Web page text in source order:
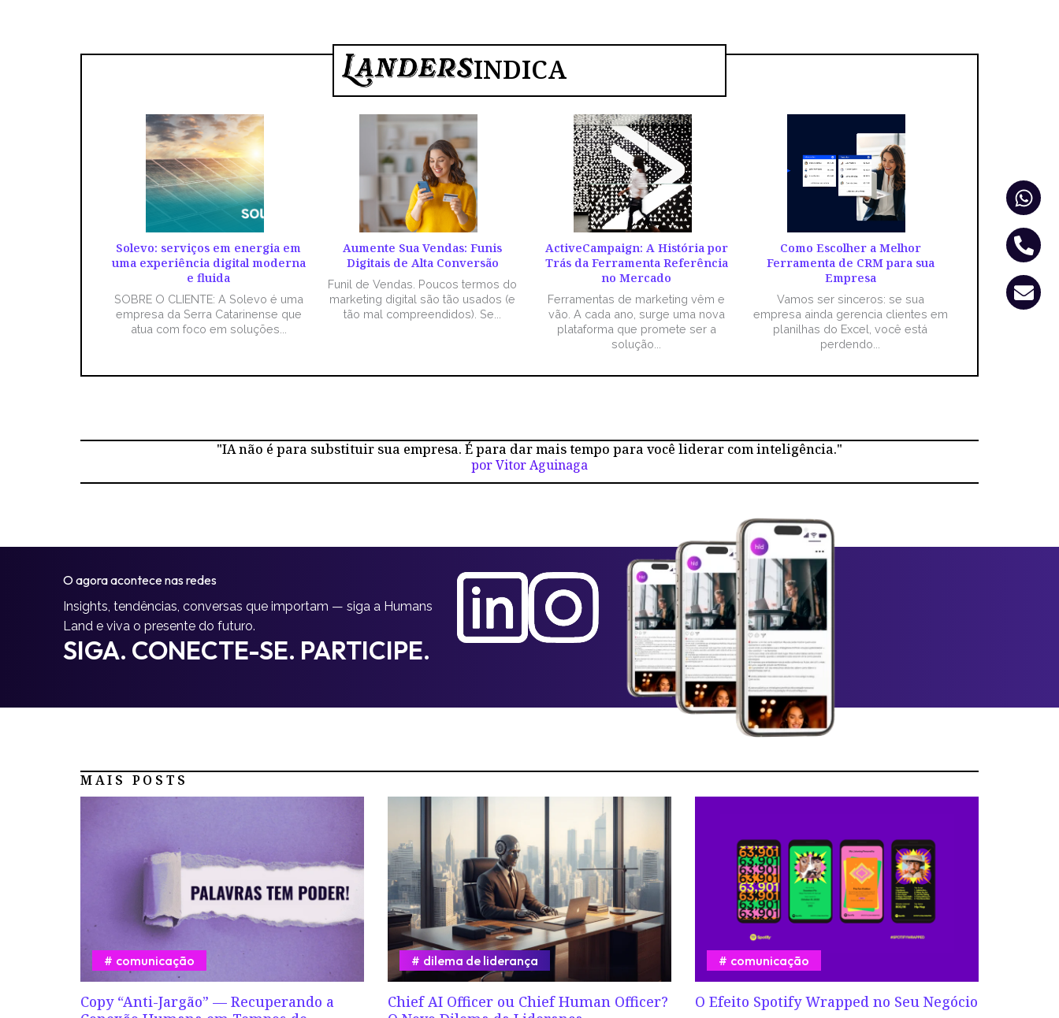
INDICA
Solevo: serviços em energia em
uma experiência digital moderna
e fluida
SOBRE O CLIENTE: A Solevo é uma
empresa da Serra Catarinense que
atua com foco em soluções...
Aumente Sua Vendas: Funis
Digitais de Alta Conversão
Funil de Vendas. Poucos termos do
marketing digital são tão usados (e
tão mal compreendidos). Se...
ActiveCampaign: A História por
Trás da Ferramenta Referência
no Mercado
Ferramentas de marketing vêm e
vão. A cada ano, surge uma nova
plataforma que promete ser a
solução...
Como Escolher a Melhor
Ferramenta de CRM para sua
Empresa
Vamos ser sinceros: se sua
empresa ainda gerencia clientes em
planilhas do Excel, você está
perdendo...
"IA não é para substituir sua empresa. É para dar mais tempo para você liderar com inteligência."
por Vitor Aguinaga
O agora acontece nas redes
Insights, tendências, conversas que importam — siga a Humans
Land e viva o presente do futuro.
SIGA. CONECTE-SE. PARTICIPE.
MAIS POSTS
Copy “Anti-Jargão” — Recuperando a
comunicação
Chief AI Officer ou Chief Human Officer?
dilema de liderança
O Efeito Spotify Wrapped no Seu Negócio
comunicação
alt